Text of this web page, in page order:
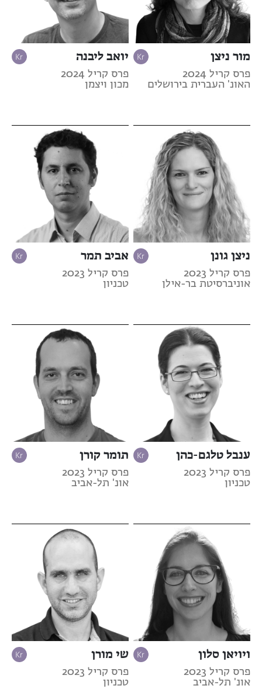
מור ניצן
פרס קריל 2024
האונ' העברית בירושלים
יואב ליבנה
פרס קריל 2024
מכון ויצמן
ניצן גונן
פרס קריל 2023
אוניברסיטת בר-אילן
אביב תמר
פרס קריל 2023
טכניון
ענבל טלגם-כהן
פרס קריל 2023
טכניון
תומר קורן
פרס קריל 2023
אונ' תל-אביב
ויויאן סלון
פרס קריל 2023
אונ' תל-אביב
שי מורן
פרס קריל 2023
טכניון